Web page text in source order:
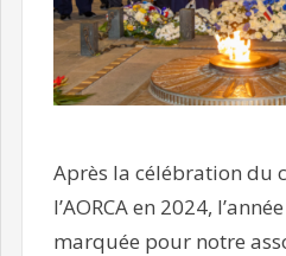
Après la célébration du
l’AORCA en 2024,
marquée pour notre